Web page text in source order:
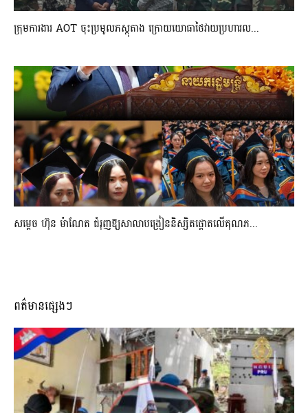
ក្រុមការងារ AOT ចុះប្រមូលភស្តុតាង ក្រោយយោធាថៃវាយប្រហារល...
សម្តេច ហ៊ុន ម៉ាណែត ជំរុញឱ្យសាលាបង្រៀននិស្សិតផ្តោតលើគុណភ...
ពត៌មានផ្សេងៗ